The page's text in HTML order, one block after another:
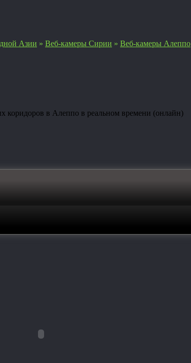
Азии » Веб-камеры Сирии » Веб-камеры Алеппо
коридоров в Алеппо в реальном времени (онлайн)